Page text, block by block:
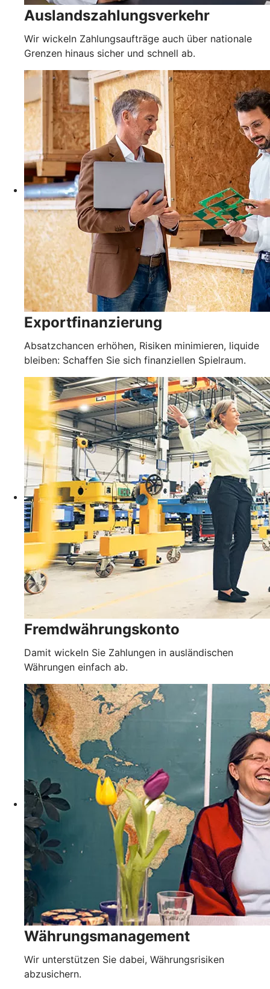
Auslandszahlungsverkehr
Wir wickeln Zahlungsaufträge auch über nationale
Grenzen hinaus sicher und schnell ab.
Exportfinanzierung
Absatzchancen erhöhen, Risiken minimieren, liquide
bleiben: Schaffen Sie sich finanziellen Spielraum.
Fremdwährungskonto
Damit wickeln Sie Zahlungen in ausländischen
Währungen einfach ab.
Währungsmanagement
Wir unterstützen Sie dabei, Währungsrisiken
abzusichern.